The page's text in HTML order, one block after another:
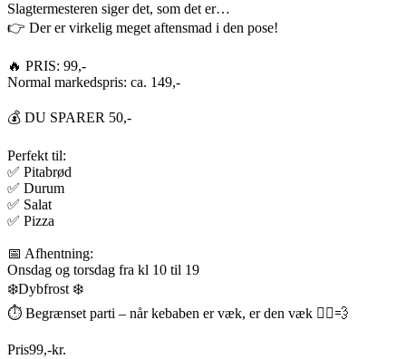
Slagtermesteren siger det, som det er…
👉 Der er virkelig meget aftensmad i den pose!
🔥 PRIS: 99,-
Normal markedspris: ca. 149,-
💰 DU SPARER 50,-
Perfekt til:
✅ Pitabrød
✅ Durum
✅ Salat
✅ Pizza
📅 Afhentning:
Onsdag og torsdag fra kl 10 til 19
❄️Dybfrost ❄️
⏱️ Begrænset parti – når kebaben er væk, er den væk 🏃‍♂️💨
Pris99,-kr.